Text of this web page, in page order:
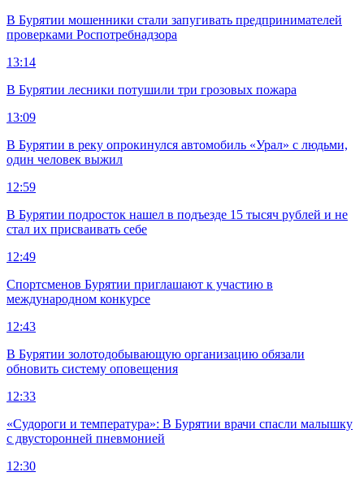
В Бурятии мошенники стали запугивать предпринимателей
проверками Роспотребнадзора
13:14
В Бурятии лесники потушили три грозовых пожара
13:09
В Бурятии в реку опрокинулся автомобиль «Урал» с людьми,
один человек выжил
12:59
В Бурятии подросток нашел в подъезде 15 тысяч рублей и не
стал их присваивать себе
12:49
Спортсменов Бурятии приглашают к участию в
международном конкурсе
12:43
В Бурятии золотодобывающую организацию обязали
обновить систему оповещения
12:33
«Судороги и температура»: В Бурятии врачи спасли малышку
с двусторонней пневмонией
12:30